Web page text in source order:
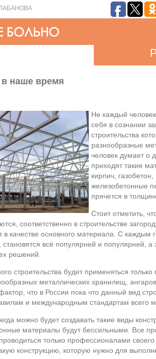
наше время
Не каждый
себя в сознании
строительства
разнообразные
человек думает о
приходят такие
кирпич,
железобетонные
прячется в
Стоит отметить,
соответственно в строительстве
в качестве основного материала. С каждым
становятся всё популярней и популярней,
решений.
строительства будет применяться только
металлических хранилищ,
что в России пока что данный вид
и международным стандартам всего
можно будет создавать такие виды
материалы будут бессильными. Все
только профессионалами
конструкцию, которую нужно для